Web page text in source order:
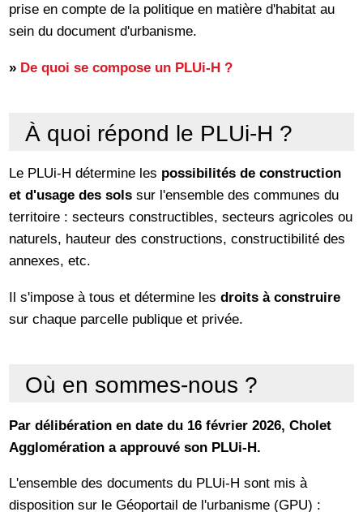
prise en compte de la politique en matière d'habitat au
sein du document d'urbanisme.
» De quoi se compose un PLUi-H ?
À quoi répond le PLUi-H ?
Le PLUi-H détermine les possibilités de construction
et d'usage des sols sur l'ensemble des communes du
territoire : secteurs constructibles, secteurs agricoles ou
naturels, hauteur des constructions, constructibilité des
annexes, etc.
Il s'impose à tous et détermine lesdroits à construire
sur chaque parcelle publique et privée.
Où en sommes-nous ?
Par délibération en date du 16 février 2026, Cholet
Agglomération a approuvé son PLUi-H.
L'ensemble des documents du PLUi-H sont mis à
disposition sur le Géoportail de l'urbanisme (GPU) :